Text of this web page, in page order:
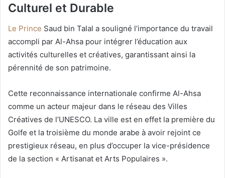
Culturel et Durable
Le Prince Saud bin Talal a souligné l’importance du travail
accompli par Al-Ahsa pour intégrer l’éducation aux
activités culturelles et créatives, garantissant ainsi la
pérennité de son patrimoine.
Cette reconnaissance internationale confirme Al-Ahsa
comme un acteur majeur dans le réseau des Villes
Créatives de l’UNESCO. La ville est en effet la première du
Golfe et la troisième du monde arabe à avoir rejoint ce
prestigieux réseau, en plus d’occuper la vice-présidence
de la section « Artisanat et Arts Populaires ».